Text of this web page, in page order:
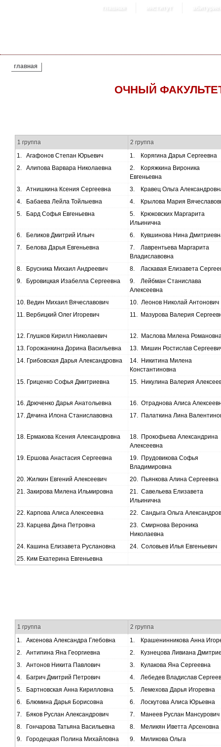
главная институт
ВЫ ЗДЕСЬ
главная
ОЧНЫЙ
1 группа
2 группа
1.
Агафонов Степан Юрьевич 1.
Корягина Дарья Сергеевна
2.
Алипова Варвара Николаевна 2.
Коряжкина Вироника
Евгеньевна
3.
Атнишкина Ксения Сергеевна 3.
Кравец Ольга
4.
Бабаева Лейла Тойлыевна 4.
Крылова Мария
5.
Бард Софья Евгеньевна 5.
Крюковских Маргарита
Ильинична
6.
Беликов Дмитрий Ильич 6.
Кувшинова Нина
7.
Белова Дарья Евгеньевна 7.
Лаврентьева Маргарита
Владиславовна
8.
Брусника Михаил Андреевич 8.
Ласкавая Елизавета
9.
Буровицкая Изабелла Сергеевна 9.
Лейбман Станислава
Алексеевна
10. Ведин Михаил Вячеславович 10.
Леонов Николай Антонович
11.
Вербицкий Олег Игоревич 11. Мазурова Валерия
12. Глушков Кирилл Николаевич 12.
Маслова Милена
13. Горожанкина Дорина Васильевна 13.
Мишин Ростислав
14. Грибовская Дарья Александровна 14.
Никитина Милена
Константиновна
15. Гриценко Софья Дмитриевна 15. Никулина Валерия
16. Дрюченко Дарья Анатольевна 16.
Отраднова Алиса
17. Дячина Илона Станиславовна 17. Палаткина Лина
18. Ермакова Ксения Александровна 18.
Прокофьева Александрина
Алексеевна
19. Ершова Анастасия Сергеевна 19.
Прудовикова Софья
Владимировна
20. Жилкин Евгений Алексеевич 20.
Пьянкова Алина Сергеевна
21.
Закирова Милена Ильмировна 21.
Савельева Елизавета
Ильинична
22. Карпова Алиса Алексеевна 22.
Сандыга Ольга
23. Карцева Дина Петровна 23.
Смирнова Вероника
Николаевна
24. Кашина Елизавета Руслановна 24.
Соловьев Илья Евгеньевич
25. Ким Екатерина Евгеньевна
1 группа
2 группа
1.
Аксенова Александра Глебовна 1.
Крашенинникова Анна
2.
Антипина Яна Георгиевна 2.
Кузнецова Ливиана
3.
Антонов Никита Павлович 3.
Кулакова Яна Сергеевна
4.
Багрич Дмитрий Петрович 4.
Лебедев Владислав
5.
Бартновская Анна Кирилловна 5.
Лемехова Дарья Игоревна
6.
Блюмина Дарья Борисовна 6.
Лоскутова Алиса Юрьевна
7.
Бяков Руслан Александрович 7.
Манеев Руслан Мансурович
8.
Гончарова Татьяна Васильевна 8.
Меликян Иветта Арсеновна
9.
Городецкая Полина Михайловна 9.
Миликова Ольга